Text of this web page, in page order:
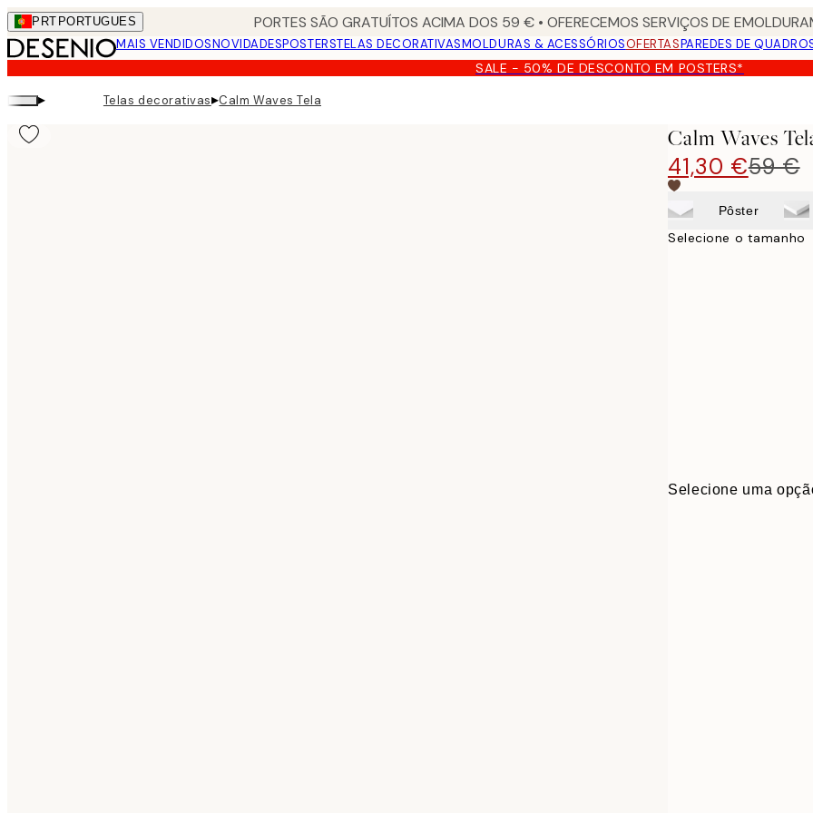
Skip
to
main
content.
PRT PORTUGUES PORTES SÃO GRATUÍTOS ACIMA DOS 59 € • OFERECEMOS SERVIÇOS DE
MAIS VENDIDOSNOVIDADESPOSTERSTELAS DECORATIVASMOLDURAS & ACESSÓRIOSOFERTASPAREDES DE
SALE - 50% DE DESCONTO EM POSTERS*
▸ Telas decorativas▸Calm Waves Tela
Calm Waves
41,30 €59 €
Pôster
Selecione o tamanho
Selecione uma